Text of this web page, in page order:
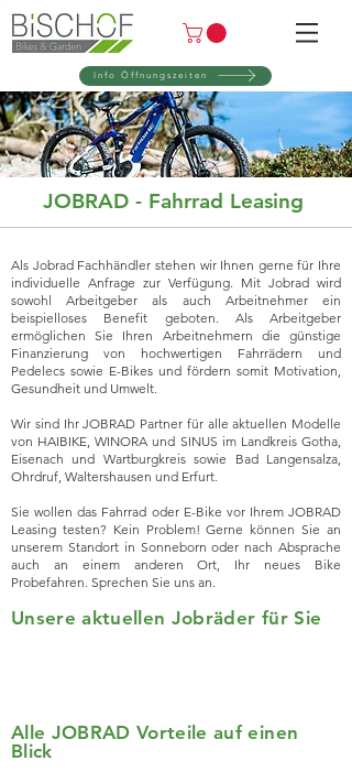
Info Öffnungszeiten
JOBRAD - Fahrrad Leasing
Als Jobrad Fachhändler stehen wir Ihnen gerne für Ihre
individuelle Anfrage zur Verfügung. Mit Jobrad wird
sowohl Arbeitgeber als auch Arbeitnehmer ein
beispielloses Benefit geboten. Als Arbeitgeber
ermöglichen Sie Ihren Arbeitnehmern die günstige
Finanzierung von hochwertigen Fahrrädern und
Pedelecs sowie E-Bikes und fördern somit Motivation,
Gesundheit und Umwelt.
Wir sind Ihr JOBRAD Partner für alle aktuellen Modelle
von HAIBIKE, WINORA und SINUS im Landkreis Gotha,
Eisenach und Wartburgkreis sowie Bad Langensalza,
Ohrdruf, Waltershausen und Erfurt.
Sie wollen das Fahrrad oder E-Bike vor Ihrem JOBRAD
Leasing testen? Kein Problem! Gerne können Sie an
unserem Standort in Sonneborn oder nach Absprache
auch an einem anderen Ort, Ihr neues Bike
Probefahren. Sprechen Sie uns an.
Unsere aktuellen Jobräder für Sie
Alle JOBRAD Vorteile auf einen
Blick